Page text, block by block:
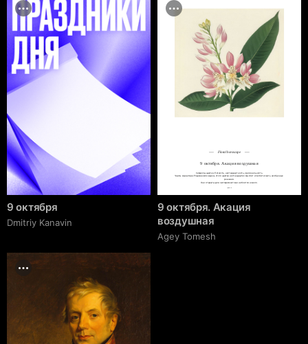
9 октября
Dmitriy Kanavin
Floral horoscope
9 октября. Акация воздушная
Символы цветка: Лёгкость, нестандартность, оригинальность.
Черты характера: Родившиеся в день этого цветка нестандартно мыслят и любят искать необычные
решения.
Они открыты для экспериментов и не боятся нового.
9 октября. Акация
воздушная
Agey Tomesh